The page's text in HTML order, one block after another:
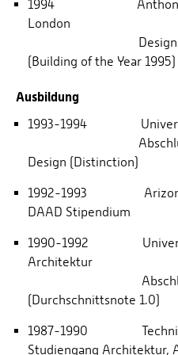
1994 Anthony
London
Design Team
(Building of the Year 1995)
Ausbildung
1993-1994
Abschluss MSc
Design (Distinction)
1992-1993 Arizona
DAAD Stipendium
1990-1992
Architektur
Abschluss
(Durchschnittsnote 1.0)
1987-1990
Studiengang Architektur,